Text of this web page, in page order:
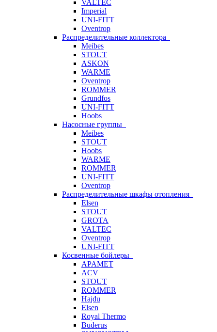
VALTEC
Imperial
UNI-FITT
Oventrop
Распределительные коллектора
Meibes
STOUT
ASKON
WARME
Oventrop
ROMMER
Grundfos
UNI-FITT
Hoobs
Насосные группы
Meibes
STOUT
Hoobs
WARME
ROMMER
UNI-FITT
Oventrop
Распределительные шкафы отопления
Elsen
STOUT
GROTA
VALTEC
Oventrop
UNI-FITT
Косвенные бойлеры
APAMET
ACV
STOUT
ROMMER
Hajdu
Elsen
Royal Thermo
Buderus